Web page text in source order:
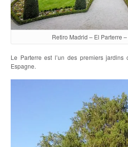
Retiro Madrid – El Parterre
Le Parterre est l’un des premiers jardins
Espagne.